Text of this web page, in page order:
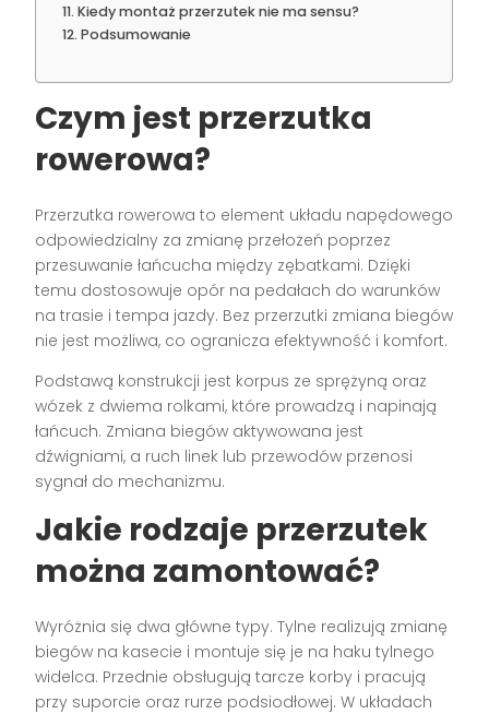
Kiedy montaż przerzutek nie ma sensu?
Podsumowanie
Czym jest przerzutka
rowerowa?
Przerzutka rowerowa to element układu napędowego
odpowiedzialny za zmianę przełożeń poprzez
przesuwanie łańcucha między zębatkami. Dzięki
temu dostosowuje opór na pedałach do warunków
na trasie i tempa jazdy. Bez przerzutki zmiana biegów
nie jest możliwa, co ogranicza efektywność i komfort.
Podstawą konstrukcji jest korpus ze sprężyną oraz
wózek z dwiema rolkami, które prowadzą i napinają
łańcuch. Zmiana biegów aktywowana jest
dźwigniami, a ruch linek lub przewodów przenosi
sygnał do mechanizmu.
Jakie rodzaje przerzutek
można zamontować?
Wyróżnia się dwa główne typy. Tylne realizują zmianę
biegów na kasecie i montuje się je na haku tylnego
widelca. Przednie obsługują tarcze korby i pracują
przy suporcie oraz rurze podsiodłowej. W układach